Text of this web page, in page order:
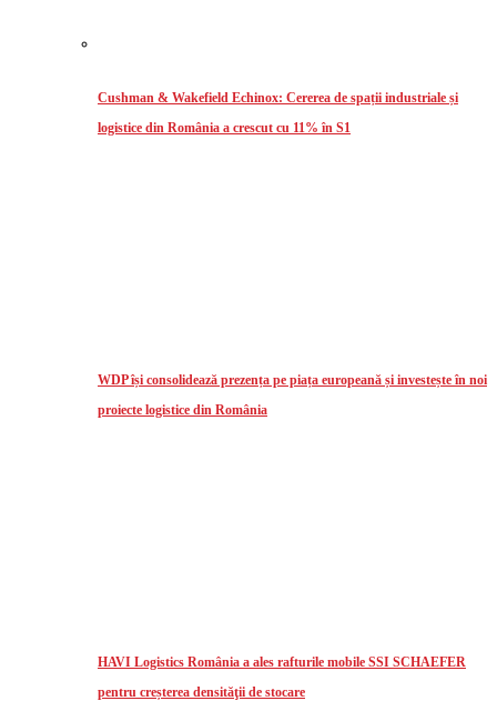
Cushman & Wakefield Echinox: Cererea de spații industriale și
logistice din România a crescut cu 11% în S1
WDP își consolidează prezența pe piața europeană și investește în noi
proiecte logistice din România
HAVI Logistics România a ales rafturile mobile SSI SCHAEFER
pentru creșterea densităţii de stocare